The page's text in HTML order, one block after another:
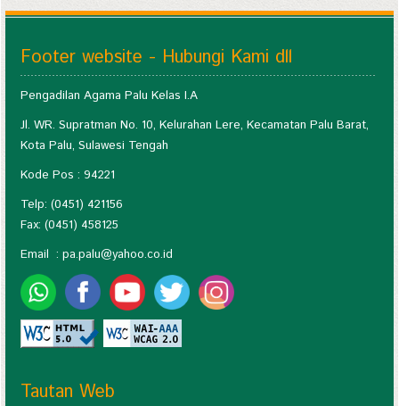
Footer website - Hubungi Kami dll
Pengadilan Agama Palu Kelas I.A
Jl. WR. Supratman No. 10, Kelurahan Lere, Kecamatan Palu Barat,
Kota Palu, Sulawesi Tengah
Kode Pos : 94221
Telp: (0451) 421156
Fax: (0451) 458125
Email : pa.palu@yahoo.co.id
Tautan Web